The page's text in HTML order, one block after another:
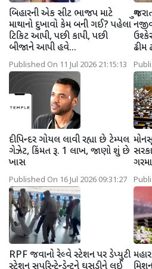
બિહારની એક સીટ ભાજપ માટે
માથાનો દુખાવો કેમ બની ગઈ? પહેલા
ટિકિટ આપી, પછી કાપી, પછી
બીજાને આપી હવે...
Published On 11 Jul 2026 21:15:13
ઢીમ
દીપિન્દર ગોયલ લાવી રહ્યા છે ટેમ્પલ
ગેઝેટ, કિંમત રૂ. 1 લાખ, જાણો શું છે
ખાસ
Published On 16 Jul 2026 09:31:27
RPF જવાનો રેલ્વે સ્ટેશન પર ડેપ્યુટી